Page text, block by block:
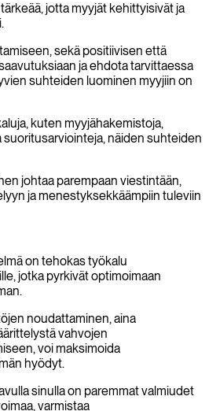
jotta myyjät kehittyisivät ja
sekä positiivisen että
ja ehdota tarvittaessa
suhteiden luominen myyjiin on
kuten myyjähakemistoja,
näiden suhteiden
johtaa parempaan viestintään,
ja menestyksekkäämpiin tuleviin
on tehokas työkalu
jotka pyrkivät optimoimaan
noudattaminen, aina
vahvojen
voi maksimoida
hyödyt.
sinulla on paremmat valmiudet
varmistaa